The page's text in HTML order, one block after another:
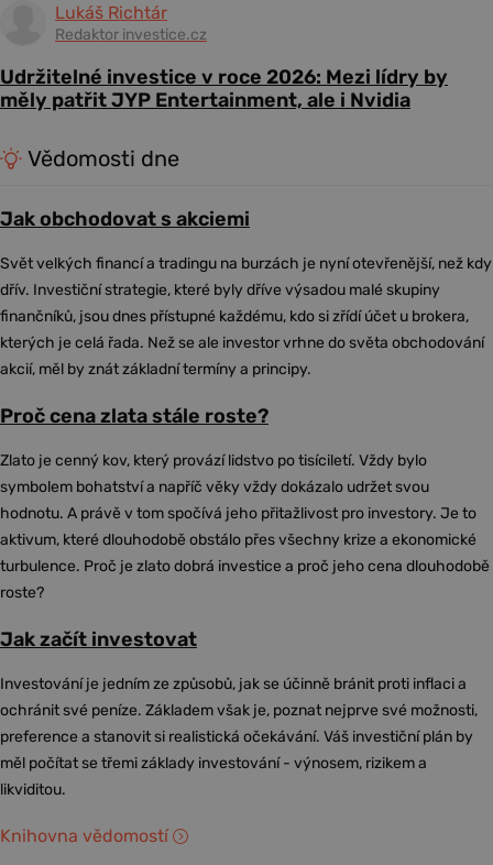
Lukáš Richtár
Redaktor investice.cz
Udržitelné investice v roce 2026: Mezi lídry by
měly patřit JYP Entertainment, ale i Nvidia
Vědomosti dne
Jak obchodovat s akciemi
Svět velkých financí a tradingu na burzách je nyní otevřenější, než kdy
dřív. Investiční strategie, které byly dříve výsadou malé skupiny
finančníků, jsou dnes přístupné každému, kdo si zřídí účet u brokera,
kterých je celá řada. Než se ale investor vrhne do světa obchodování
akcií, měl by znát základní termíny a principy.
Proč cena zlata stále roste?
Zlato je cenný kov, který provází lidstvo po tisíciletí. Vždy bylo
symbolem bohatství a napříč věky vždy dokázalo udržet svou
hodnotu. A právě v tom spočívá jeho přitažlivost pro investory. Je to
aktivum, které dlouhodobě obstálo přes všechny krize a ekonomické
turbulence. Proč je zlato dobrá investice a proč jeho cena dlouhodobě
roste?
Jak začít investovat
Investování je jedním ze způsobů, jak se účinně bránit proti inflaci a
ochránit své peníze. Základem však je, poznat nejprve své možnosti,
preference a stanovit si realistická očekávání. Váš investiční plán by
měl počítat se třemi základy investování - výnosem, rizikem a
likviditou.
Knihovna vědomostí